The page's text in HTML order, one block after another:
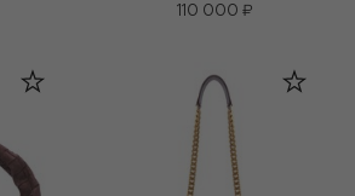
110 000 ₽